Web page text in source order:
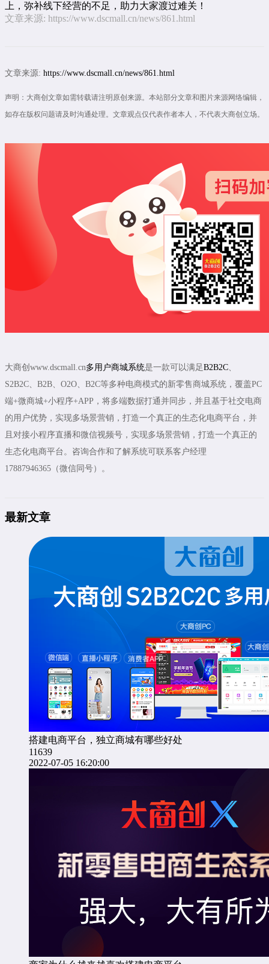
上，弥补线下经营的不足，助力大家渡过难关！
文章来源: https://www.dscmall.cn/news/861.html
文章来源: https://www.dscmall.cn/news/861.html
声明：大商创文章如需转载请注明原创来源。本站部分文章和图片来源网络编辑，
如存在版权问题请及时沟通处理。文章观点仅代表作者本人，不代表大商创立场。
大商创www.dscmall.cn多用户商城系统是一款可以满足B2B2C、
S2B2C、B2B、O2O、B2C等多种电商模式的新零售商城系统，覆盖PC
端+微商城+小程序+APP，将多端数据打通并同步，并且基于社交电商
的用户优势，实现多场景营销，打造一个真正的生态化电商平台，并
且对接小程序直播和微信视频号，实现多场景营销，打造一个真正的
生态化电商平台。咨询合作和了解系统可联系客户经理
17887946365（微信同号）。
最新文章
搭建电商平台，独立商城有哪些好处
11639
2022-07-05 16:20:00